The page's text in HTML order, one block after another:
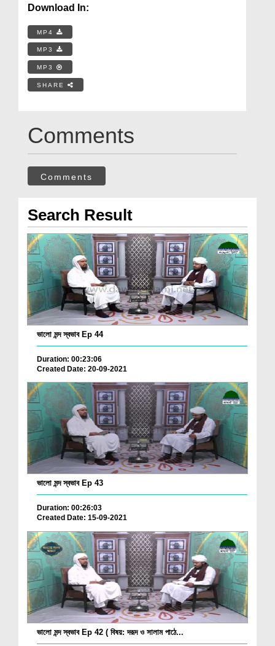
Download In:
MP4
MP3
MP3
SHARE
Comments
Comments
Search Result
ভালো মন্দ স্বভাব Ep 44
Duration: 00:23:06
Created Date: 20-09-2021
ভালো মন্দ স্বভাব Ep 43
Duration: 00:26:03
Created Date: 15-09-2021
ভালো মন্দ স্বভাব Ep 42 ( বিষয়: দরূদ ও সালাম পাঠে...